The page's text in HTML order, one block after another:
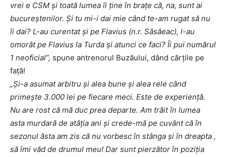
vrei e CSM și toată lumea îi ține în brațe că, na, sunt ai
bucureștenilor. Și tu mi-i dai mie când te-am rugat să nu
îi dai? L-au curentat și pe Flavius (n.r. Sâsâeac), l-au
omorât pe Flavius la Turda și atunci ce faci? Îi pui numărul
1 neoficial”, spune antrenorul Buzăului, dând cărțile pe
față!
„Și-a asumat arbitru și alea bune și alea rele când
primește 3.000 lei pe fiecare meci. Este de experiență.
Nu are rost că mă duc prea departe. Am trăit în lumea
asta murdară de atâția ani și crede-mă pe cuvânt că în
sezonul ăsta am zis că nu vorbesc în stânga și în dreapta ,
să îmi văd de drumul meu! Dar sunt pierzător în poziția